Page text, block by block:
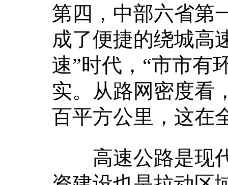
第四，中部六省第
成了便捷的绕城高
速”时代，“市市有
实。从路网密度看
百平方公里，这在
高速公路是现代